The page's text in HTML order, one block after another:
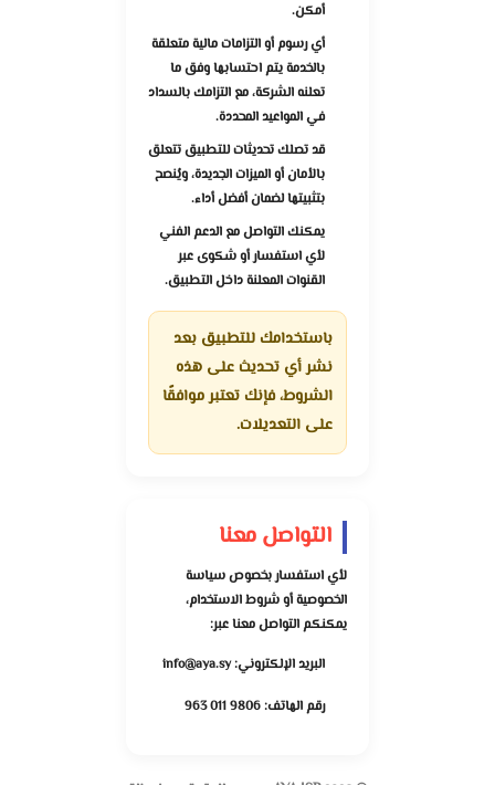
أمكن.
أي رسوم أو التزامات مالية متعلقة
بالخدمة يتم احتسابها وفق ما
تعلنه الشركة، مع التزامك بالسداد
في المواعيد المحددة.
قد تصلك تحديثات للتطبيق تتعلق
بالأمان أو الميزات الجديدة، ويُنصح
بتثبيتها لضمان أفضل أداء.
يمكنك التواصل مع الدعم الفني
لأي استفسار أو شكوى عبر
القنوات المعلنة داخل التطبيق.
باستخدامك للتطبيق بعد
نشر أي تحديث على هذه
الشروط، فإنك تعتبر موافقًا
على التعديلات.
التواصل معنا
لأي استفسار بخصوص سياسة
الخصوصية أو شروط الاستخدام،
يمكنكم التواصل معنا عبر:
البريد الإلكتروني:info@aya.sy
رقم الهاتف:9806 011 963